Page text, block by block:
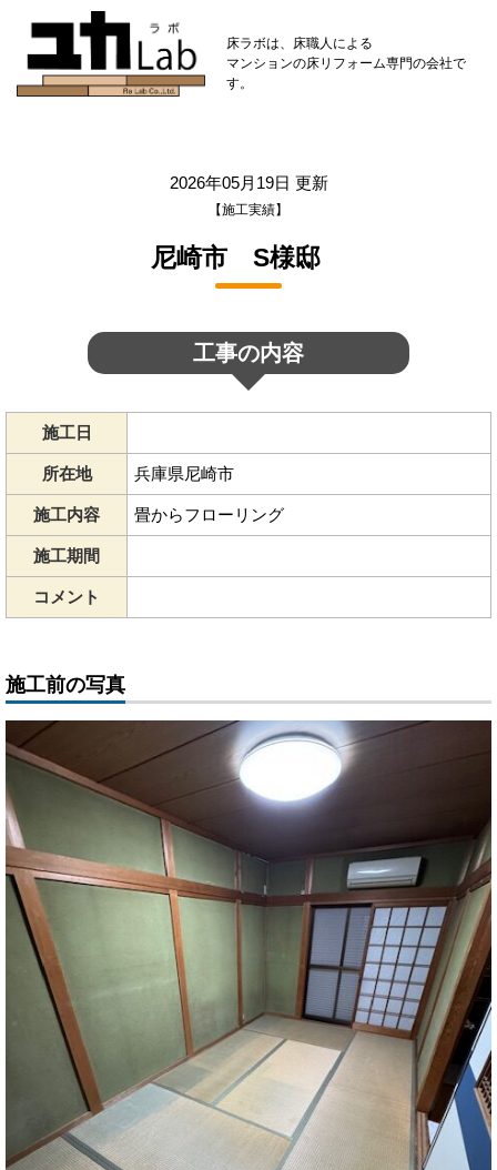
床ラボは、床職人による
マンションの床リフォーム専門の会社で
す。
2026年05月19日 更新
【施工実績】
尼崎市 S様邸
工事の内容
施工日
所在地 兵庫県尼崎市
施工内容 畳からフローリング
施工期間
コメント
施工前の写真